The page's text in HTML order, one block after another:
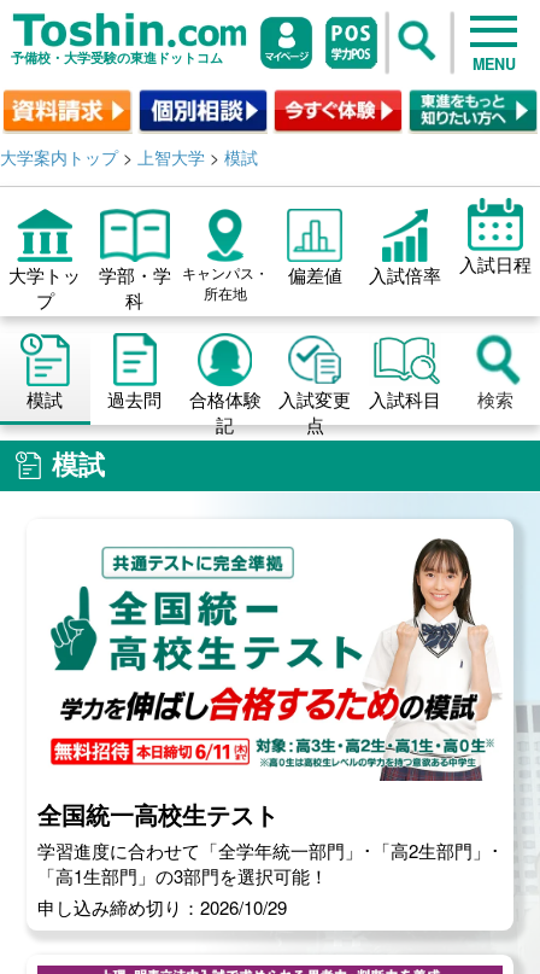
予備校・大学受験の東進ドットコム MENU
大学案内トップ> 上智大学 > 模試
大学トッ
プ
学部・学
科
キャンパス・
所在地
偏差値 入試倍率 入試日程
模試 過去問
合格体験
記
入試変更
点
入試科目 検索
模試
全国統一高校生テスト
学習進度に合わせて「全学年統一部門」･「高2生部門」･
「高1生部門」の3部門を選択可能！
申し込み締め切り：2026/10/29